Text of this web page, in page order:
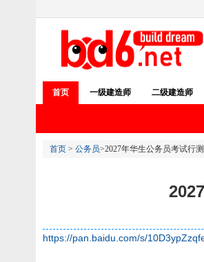
首页 一级建造师 二级建造师
首页 > 公务员>2027年华生公务员考试行
https://pan.baidu.com/s/